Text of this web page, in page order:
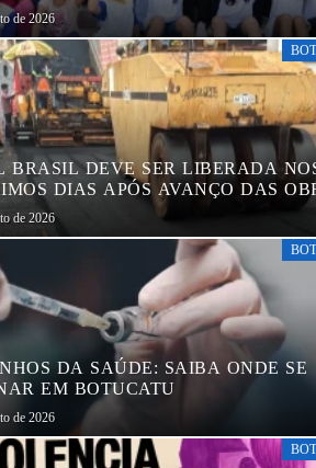
de 2026
BRASIL DEVE SER LIBERADA
DIAS APÓS AVANÇO DAS
DA RODOVIÁRIA
de 2026
DA SAÚDE: SAIBA ONDE SE
EM BOTUCATU
de 2026